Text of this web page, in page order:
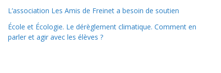
L’association Les Amis de Freinet a besoin de soutien
École et Écologie. Le dérèglement climatique. Comment en
parler et agir avec les élèves ?